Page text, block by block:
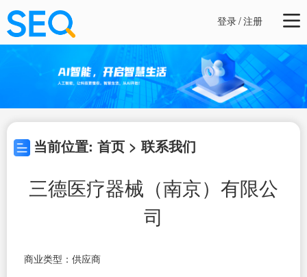
登录/注册
当前位置: 首页 > 联系我们
三德医疗器械（南京）有限公
司
商业类型：供应商